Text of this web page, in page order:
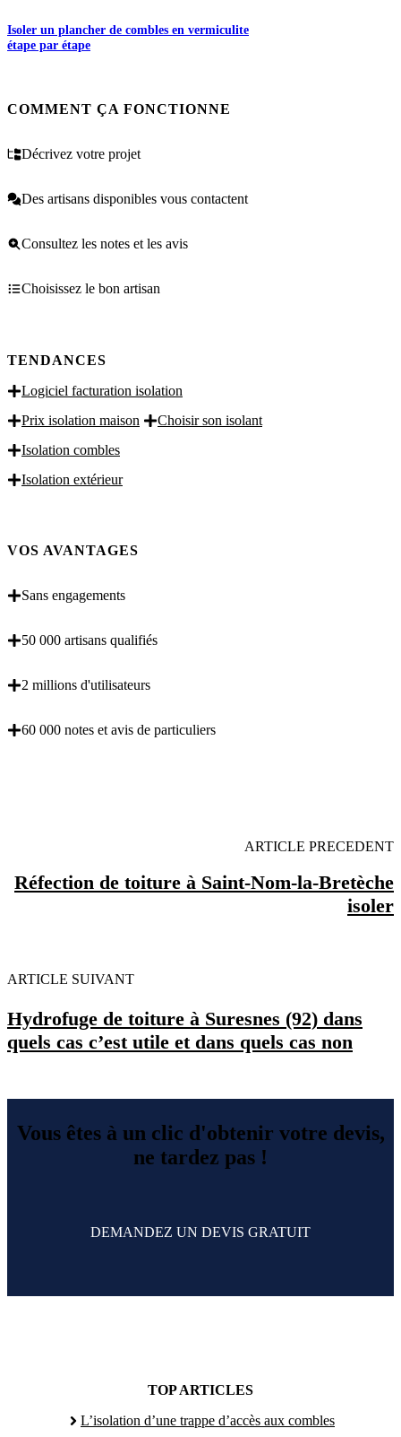
Isoler un plancher de combles en vermiculite
étape par étape
COMMENT ÇA FONCTIONNE
Décrivez votre projet
Des artisans disponibles vous contactent
Consultez les notes et les avis
Choisissez le bon artisan
TENDANCES
Logiciel facturation isolation
Prix isolation maison
Choisir son isolant
Isolation combles
Isolation extérieur
VOS AVANTAGES
Sans engagements
50 000 artisans qualifiés
2 millions d'utilisateurs
60 000 notes et avis de particuliers
ARTICLE PRECEDENT
Réfection de toiture à Saint-Nom-la-Bretèche
isoler
ARTICLE SUIVANT
Hydrofuge de toiture à Suresnes (92) dans
quels cas c’est utile et dans quels cas non
Vous êtes à un clic d'obtenir votre devis,
ne tardez pas !
DEMANDEZ UN DEVIS GRATUIT
TOP ARTICLES
L’isolation d’une trappe d’accès aux combles